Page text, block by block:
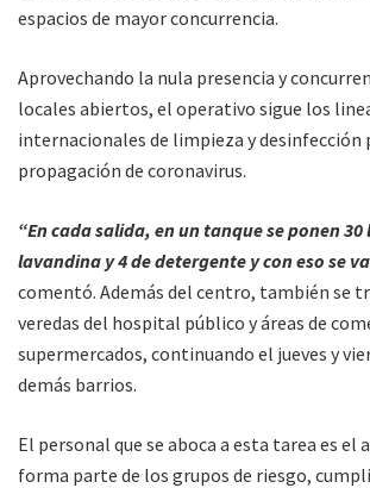
espacios de mayor concurrencia.
Aprovechando la nula presencia y
locales abiertos, el operativo sigue los
internacionales de limpieza y desinfección
propagación de coronavirus.
“En cada salida, en un tanque se ponen
lavandina y 4 de detergente y con eso se
comentó. Además del centro, también se
veredas del hospital público y áreas de
supermercados, continuando el jueves y
demás barrios.
El personal que se aboca a esta tarea es el
forma parte de los grupos de riesgo,